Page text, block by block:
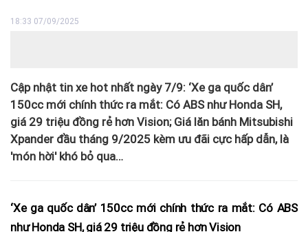
18:33 07/09/2025
Cập nhật tin xe hot nhất ngày 7/9: ‘Xe ga quốc dân’
150cc mới chính thức ra mắt: Có ABS như Honda SH,
giá 29 triệu đồng rẻ hơn Vision; Giá lăn bánh Mitsubishi
Xpander đầu tháng 9/2025 kèm ưu đãi cực hấp dẫn, là
'món hời' khó bỏ qua…
‘Xe ga quốc dân’ 150cc mới chính thức ra mắt: Có ABS
như Honda SH, giá 29 triệu đồng rẻ hơn Vision